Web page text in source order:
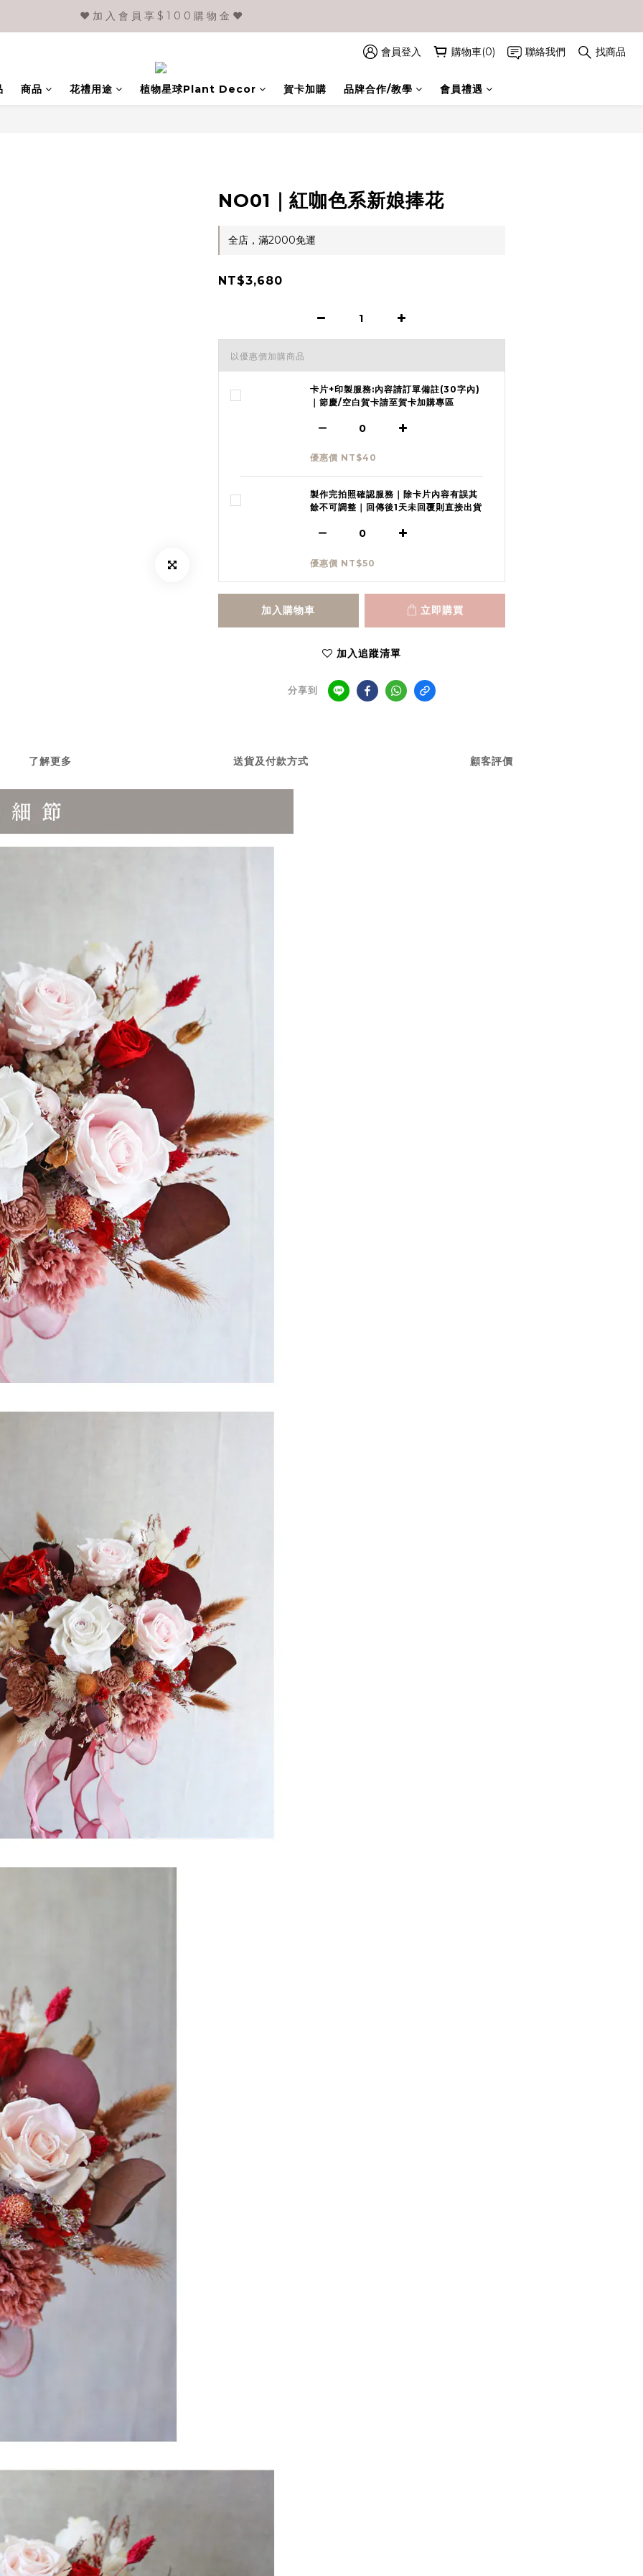
❤️ 加 入 會 員 享 $ 1 0 0 購 物 金 ❤️
會員登入 購物車(0) 聯絡我們 找商品
商品 花禮用途 植物星球Plant Decor 賀卡加購 品牌合作/教學 會員禮遇
NO01｜紅咖色系新娘捧花
全店，滿2000免運
NT$3,680
以優惠價加購商品
卡片+印製服務:內容請訂單備註(30字內)
｜節慶/空白賀卡請至賀卡加購專區
優惠價 NT$40
製作完拍照確認服務｜除卡片內容有誤其
餘不可調整｜回傳後1天未回覆則直接出貨
優惠價 NT$50
加入購物車 立即購買
加入追蹤清單
分享到
了解更多 送貨及付款方式 顧客評價